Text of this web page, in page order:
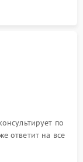
по
ответит на все